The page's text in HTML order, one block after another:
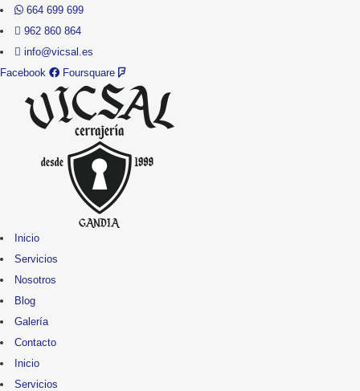
664 699 699
962 860 864
info@vicsal.es
Facebook
Foursquare
Inicio
Servicios
Nosotros
Blog
Galería
Contacto
Inicio
Servicios